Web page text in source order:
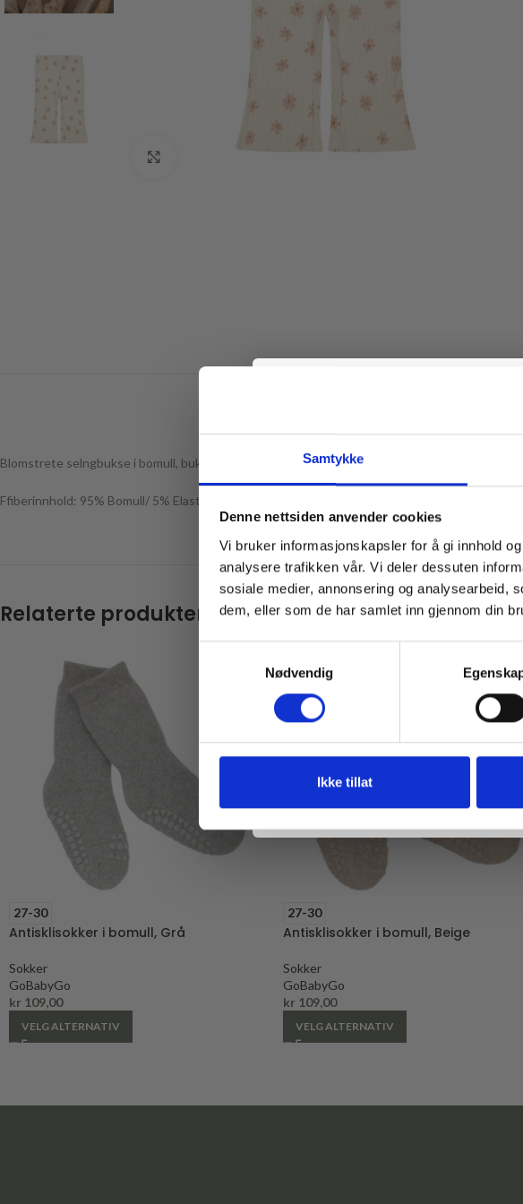
Samtykke
Denne nettsiden anvender cookies
Vi bruker informasjonskapsler for å gi innhold
analysere trafikken vår. Vi deler dessuten
sosiale medier, annonsering og analysearbeid,
dem, eller som de har samlet inn gjennom din
Nødvendig
Ikke tillat
Blomstrete selngbukse i bomull, buksen passer perfekt sammen med
Ffiberinnhold: 95% Bomull/ 5% Elastin
Relaterte produkter
27-30
Antisklisokker i bomull, Grå
Sokker
GoBabyGo
kr 109,00
VELG ALTERNATIV
27-30
Antisklisokker i bomull, Beige
Sokker
GoBabyGo
kr109,00
VELG ALTERNATIV
Ja?
Email
* Gjelder ikke produkter på tilbud